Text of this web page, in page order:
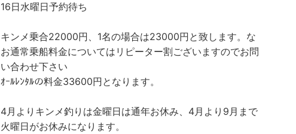
16日水曜日予約待ち
キンメ乗合22000円、1名の場合は23000円と致します。な
お通常乗船料金についてはリピーター割ございますのでお問
い合わせ下さい
ｵｰﾙﾚﾝﾀﾙの料金33600円となります。
4月よりキンメ釣りは金曜日は通年お休み、4月より9月まで
火曜日がお休みになります。